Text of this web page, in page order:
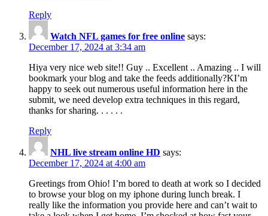
Reply
Watch NFL games for free online says:
December 17, 2024 at 3:34 am
Hiya very nice web site!! Guy .. Excellent .. Amazing .. I will
bookmark your blog and take the feeds additionally?KI’m
happy to seek out numerous useful information here in the
submit, we need develop extra techniques in this regard,
thanks for sharing. . . . . .
Reply
NHL live stream online HD says:
December 17, 2024 at 4:00 am
Greetings from Ohio! I’m bored to death at work so I decided
to browse your blog on my iphone during lunch break. I
really like the information you provide here and can’t wait to